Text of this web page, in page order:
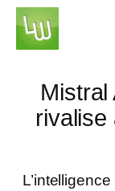
Aller
au
Mistral
rivalise